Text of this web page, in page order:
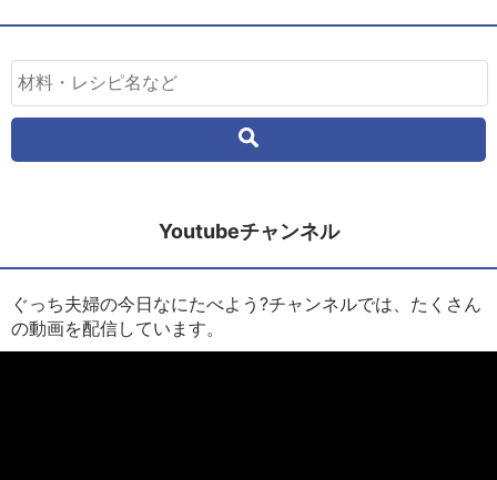
Youtubeチャンネル
ぐっち夫婦の今日なにたべよう?チャンネルでは、たくさん
の動画を配信しています。